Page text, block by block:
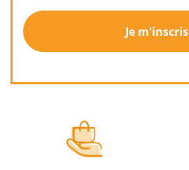
Je m'inscris